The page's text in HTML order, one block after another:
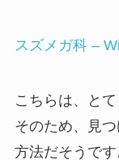
スズメガ科 –
こちらは、と
そのため、見
方法だそうです